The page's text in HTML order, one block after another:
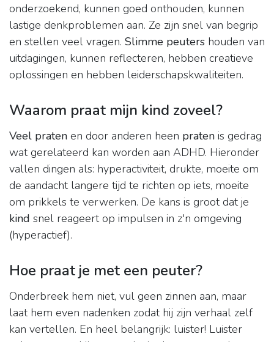
onderzoekend, kunnen goed onthouden, kunnen
lastige denkproblemen aan. Ze zijn snel van begrip
en stellen veel vragen. Slimme peuters houden van
uitdagingen, kunnen reflecteren, hebben creatieve
oplossingen en hebben leiderschapskwaliteiten.
Waarom praat mijn kind zoveel?
Veel praten en door anderen heen praten is gedrag
wat gerelateerd kan worden aan ADHD. Hieronder
vallen dingen als: hyperactiviteit, drukte, moeite om
de aandacht langere tijd te richten op iets, moeite
om prikkels te verwerken. De kans is groot dat je
kind snel reageert op impulsen in z'n omgeving
(hyperactief).
Hoe praat je met een peuter?
Onderbreek hem niet, vul geen zinnen aan, maar
laat hem even nadenken zodat hij zijn verhaal zelf
kan vertellen. En heel belangrijk: luister! Luister